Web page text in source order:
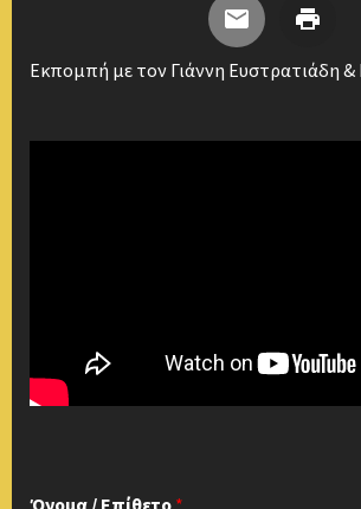
Εκπομπή με τον Γιάννη Ευστρατιάδη
Όνομα / Επίθετο *